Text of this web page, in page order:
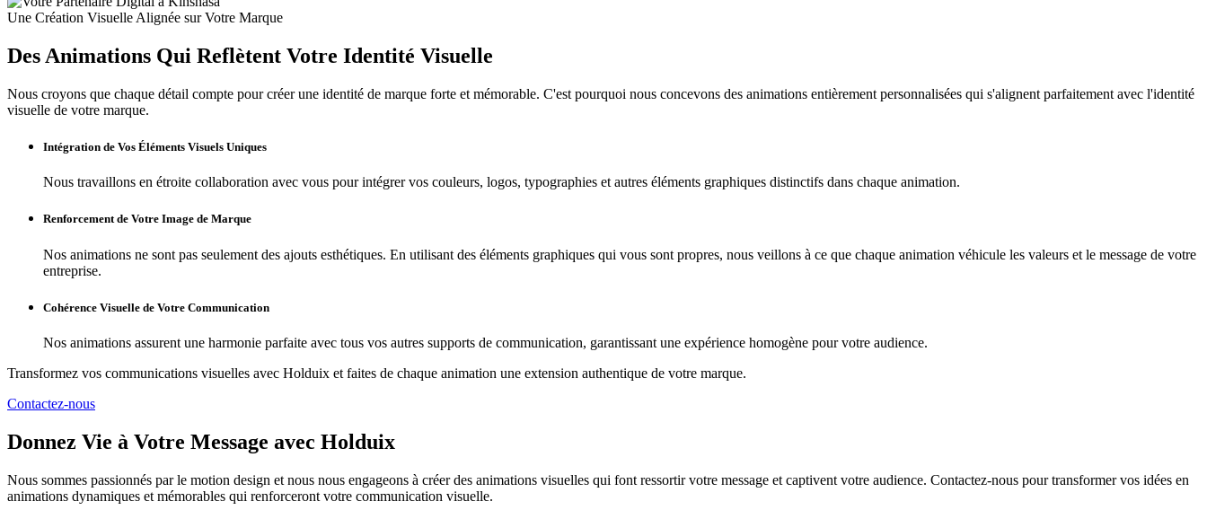
Une Création Visuelle Alignée sur Votre Marque
Des Animations Qui Reflètent Votre Identité Visuelle
Nous croyons que chaque détail compte pour créer une identité de marque forte et mémorable. C'est pourquoi nous concevons des animations entièrement personnalisées qui s'alignent parfaitement avec l'identité
visuelle de votre marque.
Intégration de Vos Éléments Visuels Uniques
Nous travaillons en étroite collaboration avec vous pour intégrer vos couleurs, logos, typographies et autres éléments graphiques distinctifs dans chaque animation.
Renforcement de Votre Image de Marque
Nos animations ne sont pas seulement des ajouts esthétiques. En utilisant des éléments graphiques qui vous sont propres, nous veillons à ce que chaque animation véhicule les valeurs et le message de votre
entreprise.
Cohérence Visuelle de Votre Communication
Nos animations assurent une harmonie parfaite avec tous vos autres supports de communication, garantissant une expérience homogène pour votre audience.
Transformez vos communications visuelles avec Holduix et faites de chaque animation une extension authentique de votre marque.
Contactez-nous
Donnez Vie à Votre Message avec Holduix
Nous sommes passionnés par le motion design et nous nous engageons à créer des animations visuelles qui font ressortir votre message et captivent votre audience. Contactez-nous pour transformer vos idées en
animations dynamiques et mémorables qui renforceront votre communication visuelle.